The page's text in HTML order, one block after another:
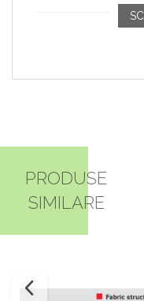
PRODUSE
SIMILARE